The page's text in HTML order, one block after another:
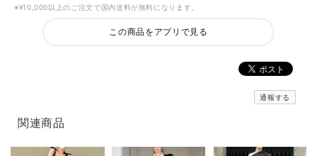
※¥10,000以上のご注文で国内送料が無料になります。
この商品をアプリで見る
通報する
関連商品